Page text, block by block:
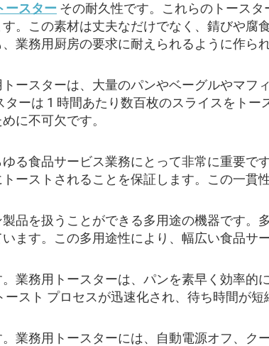
ースター その耐久性です。これらのトース
。この素材は丈夫なだけでなく、錆びや
業務用厨房の要求に耐えられるように作られ
ースターは、大量のパンやベーグルやマフ
ーは 1 時間あたり数百枚のスライスをト
に不可欠です。
る食品サービス業務にとって非常に重要
ーストされることを保証します。この一貫
品を扱うことができる多用途の機器です。
ます。この多用途性により、幅広い食品サ
業務用トースターは、パンを素早く効率的
スト プロセスが迅速化され、待ち時間が短
業務用トースターには、自動電源オフ、